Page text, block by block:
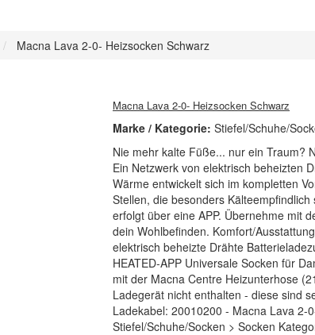
Macna Lava 2-0- Heizsocken Schwarz
Macna Lava 2-0- Heizsocken Schwarz
Marke / Kategorie: Stiefel/Schuhe/
Nie mehr kalte Füße... nur ein Traum?
Ein Netzwerk von elektrisch beheizten
Wärme entwickelt sich im kompletten
Stellen, die besonders
erfolgt über eine APP. Übernehme mit
dein Wohlbefinden. Komfort/
elektrisch beheizte Drähte
HEATED-APP Universale Socken für
mit der Macna Centre Heizunterhose
Ladegerät nicht enthalten - diese sind
Ladekabel: 20010200 - Macna Lava 2-
Stiefel/Schuhe/Socken > Socken